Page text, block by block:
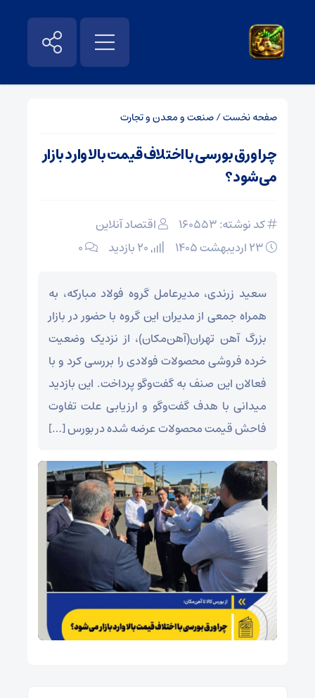
صفحه نخست/صنعت و معدن و تجارت
چرا ورق بورسی با اختلاف قیمت بالا وارد بازار
می‌شود؟
کد نوشته: 160553
اقتصاد آنلاین
۰
سعید زرندی، مدیرعامل گروه فولاد مبارکه، به
همراه جمعی از مدیران این گروه با حضور در بازار
بزرگ آهن تهران(آهن‌مکان)، از نزدیک وضعیت
خرده فروشی محصولات فولادی را بررسی کرد و با
فعالان این صنف به گفت‌وگو پرداخت. این بازدید
میدانی با هدف گفت‌وگو و ارزیابی علت تفاوت
فاحش قیمت محصولات عرضه شده در بورس […]